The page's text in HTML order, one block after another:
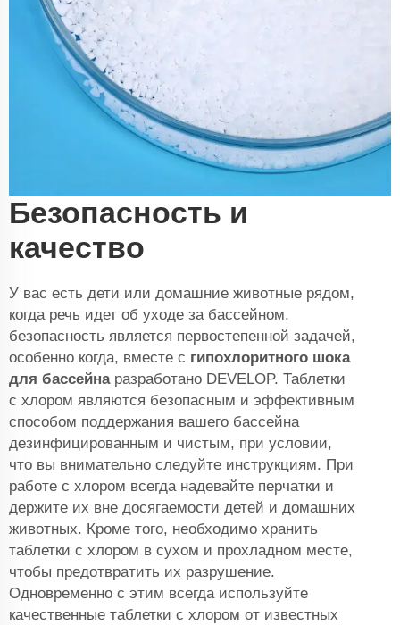
Безопасность и
качество
У вас есть дети или домашние животные рядом,
когда речь идет об уходе за бассейном,
безопасность является первостепенной задачей,
особенно когда, вместе с гипохлоритного шока
для бассейна разработано DEVELOP. Таблетки
с хлором являются безопасным и эффективным
способом поддержания вашего бассейна
дезинфицированным и чистым, при условии,
что вы внимательно следуйте инструкциям. При
работе с хлором всегда надевайте перчатки и
держите их вне досягаемости детей и домашних
животных. Кроме того, необходимо хранить
таблетки с хлором в сухом и прохладном месте,
чтобы предотвратить их разрушение.
Одновременно с этим всегда используйте
качественные таблетки с хлором от известных